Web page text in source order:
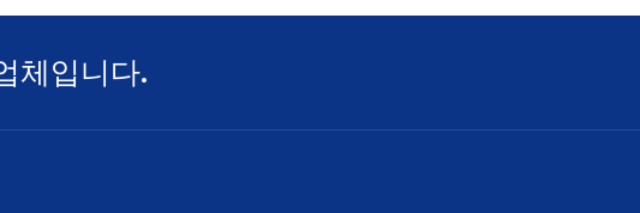
체입니다.